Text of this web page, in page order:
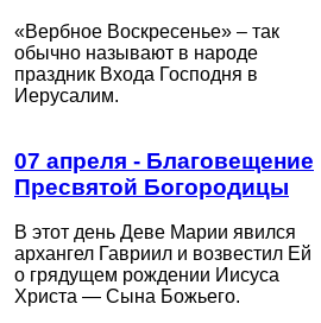
«Вербное Воскресенье» – так
обычно называют в народе
праздник Входа Господня в
Иерусалим.
07 апреля - Благовещение
Пресвятой Богородицы
В этот день Деве Марии явился
архангел Гавриил и возвестил Ей
о грядущем рождении Иисуса
Христа — Сына Божьего.